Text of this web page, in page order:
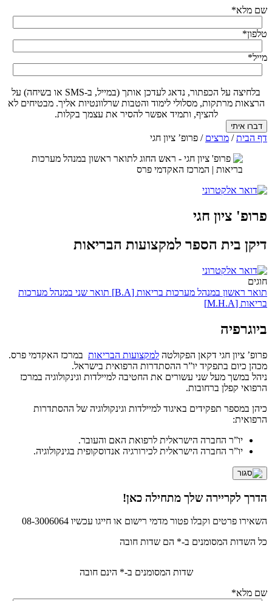
שם מלא*
טלפון*
מייל*
בלחיצה על הכפתור, נדאג לעדכן אותך (במייל, ב-SMS או בשיחה) על
הרצאות מרתקות, מסלולי לימוד והטבות שרלוונטיות אליך. מבטיחים לא
להציף, ותמיד אפשר להסיר את עצמך בקלות.
דף הבית/ מרצים / פרופ’ ציון חגי
פרופ' ציון חגי
דיקן בית הספר למקצועות הבריאות
חוגים
תואר ראשון במנהל מערכות בריאות [B.A]
תואר שני במנהל מערכות
בריאות [M.H.A]
ביוגרפיה
פרופ’ ציון חגי דקאן הפקולטה למקצועות הבריאות במרכז האקדמי פרס.
מכהן כיום בתפקיד יו”ר ההסתדרות הרפואית בישראל.
ניהל במשך מעל שני עשורים את החטיבה למיילדות וגינקולוגיה במרכז
הרפואי קפלן ברחובות.
כיהן במספר תפקידים באיגוד למיילדות וגינקולוגיה של ההסתדרות
הרפואית:
יו”ר החברה הישראלית לרפואת האם והעובר.
יו”ר החברה הישראלית לכירורגיה אנדוסקופית בגינקולוגיה.
הדרך לקריירה שלך מתחילה כאן!
השאירו פרטים וקבלו פטור מדמי רישום או חייגו עכשיו 08-3006064
כל השדות המסומנים ב-* הם שדות חובה
שדות המסומנים ב-* הינם חובה
שם מלא*